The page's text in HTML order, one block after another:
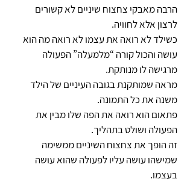
הרבה מאבקי צחצוח שיניים לא קשורים
לרצון אלא לחוויה.
כשילד לא רואה את עצמו לא רואה מה הוא
עושה והכול קורה “מלמעלה” הפעולה
מרגישה לו מנותקת.
מראה שמותקנת בגובה העיניים של הילד
משנה את כל התמונה.
פתאום הוא רואה את הפה שלו מבין את
הפעולה ושולט בתהליך.
זה הופך את צחצוח השיניים ממשימה
שמישהו עושה עליו לפעולה שהוא עושה
בעצמו.